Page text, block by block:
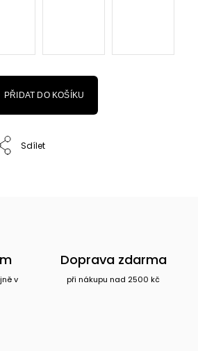
PŘIDAT DO KOŠÍKU
Sdílet
v
Doprava zdarma
při nákupu nad 2500 kč